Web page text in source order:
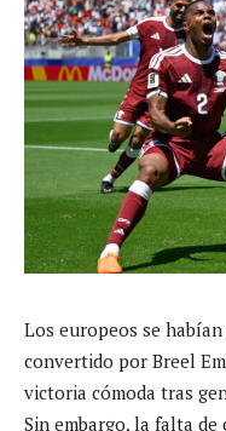
Los europeos se
convertido por Breel
victoria cómoda tras
Sin embargo, la falta